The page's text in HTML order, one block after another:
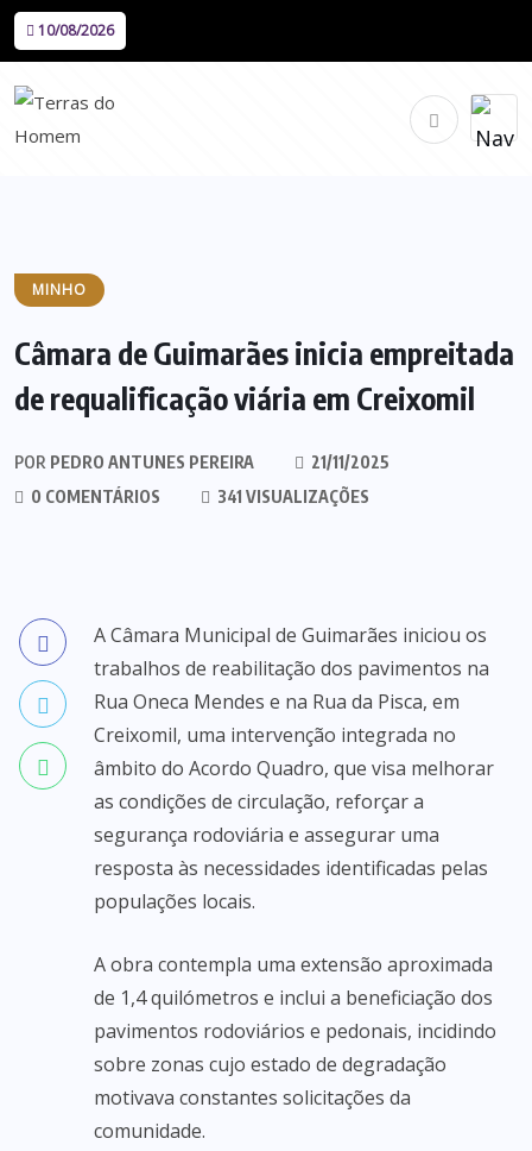
10/08/2026
MINHO
Câmara de Guimarães inicia empreitada
de requalificação viária em Creixomil
POR PEDRO ANTUNES PEREIRA
21/11/2025
0 COMENTÁRIOS
341 VISUALIZAÇÕES
A Câmara Municipal de Guimarães iniciou os
trabalhos de reabilitação dos pavimentos na
Rua Oneca Mendes e na Rua da Pisca, em
Creixomil, uma intervenção integrada no
âmbito do Acordo Quadro, que visa melhorar
as condições de circulação, reforçar a
segurança rodoviária e assegurar uma
resposta às necessidades identificadas pelas
populações locais.
A obra contempla uma extensão aproximada
de 1,4 quilómetros e inclui a beneficiação dos
pavimentos rodoviários e pedonais, incidindo
sobre zonas cujo estado de degradação
motivava constantes solicitações da
comunidade.